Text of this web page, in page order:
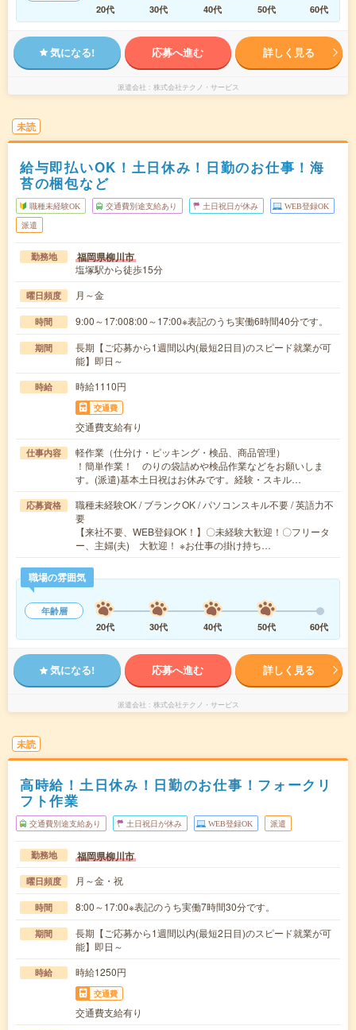
20代
30代 40代 50代 60代
気になる! 応募へ進む 詳しく見る
派遣会社 株式会社テクノ・サービス
未読
給与即払いOK！土日休み！日勤のお仕事！海
苔の梱包など
職種未経験OK 交通費別途支給あり 土日祝日が休み WEB登録OK
派遣
勤務地 福岡県柳川市
塩塚駅から徒歩15分
曜日頻度 月～金
時間 9:00～17:008:00～17:00※表記のうち実働6時間40分です。
期間
長期【ご応募から1週間以内(最短2日目)のスピード就業が可
能】即日～
時給 時給1110円
交通費
交通費支給有り
仕事内容
軽作業（仕分け・ピッキング・検品、商品管理）
！簡単作業！ のりの袋詰めや検品作業などをお願いしま
す。(派遣)基本土日祝はお休みです。経験・スキル…
応募資格
職種未経験OK / ブランクOK / パソコンスキル不要 / 英語力不
要
【来社不要、WEB登録OK！】〇未経験大歓迎！〇フリータ
ー、主婦(夫) 大歓迎！ ※お仕事の掛け持ち…
職場の雰囲気
年齢層
20代
30代 40代 50代 60代
気になる! 応募へ進む 詳しく見る
派遣会社 株式会社テクノ・サービス
未読
高時給！土日休み！日勤のお仕事！フォークリ
フト作業
交通費別途支給あり 土日祝日が休み WEB登録OK 派遣
勤務地 福岡県柳川市
曜日頻度 月～金・祝
時間 8:00～17:00※表記のうち実働7時間30分です。
期間
長期【ご応募から1週間以内(最短2日目)のスピード就業が可
能】即日～
時給 時給1250円
交通費
交通費支給有り